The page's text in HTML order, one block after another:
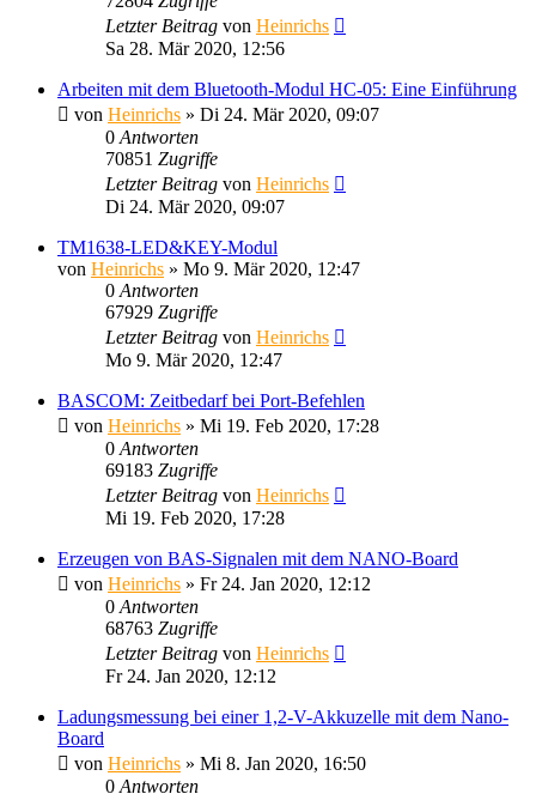
Letzter Beitrag von Heinrichs
Sa 28. Mär 2020, 12:56
Arbeiten mit dem Bluetooth-Modul HC-05: Eine Einführung
von Heinrichs » Di 24. Mär 2020, 09:07
0 Antworten
70851 Zugriffe
Letzter Beitrag von Heinrichs
Di 24. Mär 2020, 09:07
TM1638-LED&KEY-Modul
von Heinrichs » Mo 9. Mär 2020, 12:47
0 Antworten
67929 Zugriffe
Letzter Beitrag von Heinrichs
Mo 9. Mär 2020, 12:47
BASCOM: Zeitbedarf bei Port-Befehlen
von Heinrichs » Mi 19. Feb 2020, 17:28
0 Antworten
69183 Zugriffe
Letzter Beitrag von Heinrichs
Mi 19. Feb 2020, 17:28
Erzeugen von BAS-Signalen mit dem NANO-Board
von Heinrichs » Fr 24. Jan 2020, 12:12
0 Antworten
68763 Zugriffe
Letzter Beitrag von Heinrichs
Fr 24. Jan 2020, 12:12
Ladungsmessung bei einer 1,2-V-Akkuzelle mit dem Nano-
Board
von Heinrichs » Mi 8. Jan 2020, 16:50
0 Antworten